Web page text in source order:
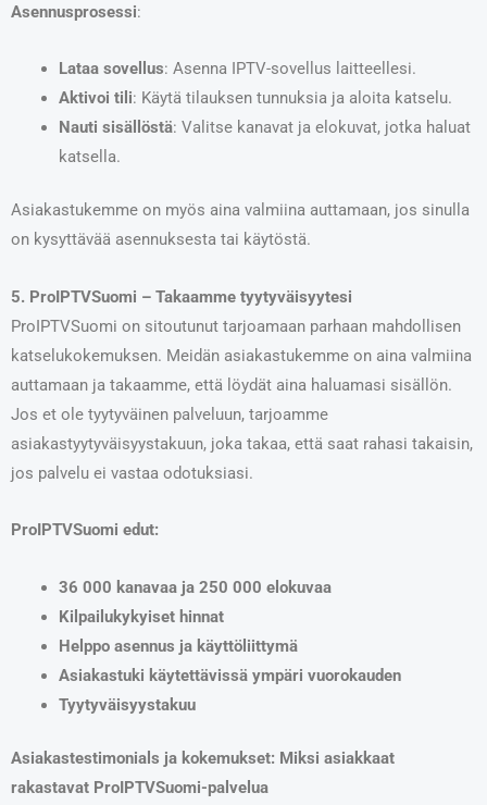
Asennusprosessi:
Lataa sovellus: Asenna IPTV-sovellus laitteellesi.
Aktivoi tili: Käytä tilauksen tunnuksia ja aloita katselu.
Nauti sisällöstä: Valitse kanavat ja elokuvat, jotka haluat
katsella.
Asiakastukemme on myös aina valmiina auttamaan, jos sinulla
on kysyttävää asennuksesta tai käytöstä.
5. ProIPTVSuomi – Takaamme tyytyväisyytesi
ProIPTVSuomi on sitoutunut tarjoamaan parhaan mahdollisen
katselukokemuksen. Meidän asiakastukemme on aina valmiina
auttamaan ja takaamme, että löydät aina haluamasi sisällön.
Jos et ole tyytyväinen palveluun, tarjoamme
asiakastyytyväisyystakuun, joka takaa, että saat rahasi takaisin,
jos palvelu ei vastaa odotuksiasi.
ProIPTVSuomi edut:
36 000 kanavaa ja 250 000 elokuvaa
Kilpailukykyiset hinnat
Helppo asennus ja käyttöliittymä
Asiakastuki käytettävissä ympäri vuorokauden
Tyytyväisyystakuu
Asiakastestimonials ja kokemukset: Miksi asiakkaat
rakastavat ProIPTVSuomi-palvelua